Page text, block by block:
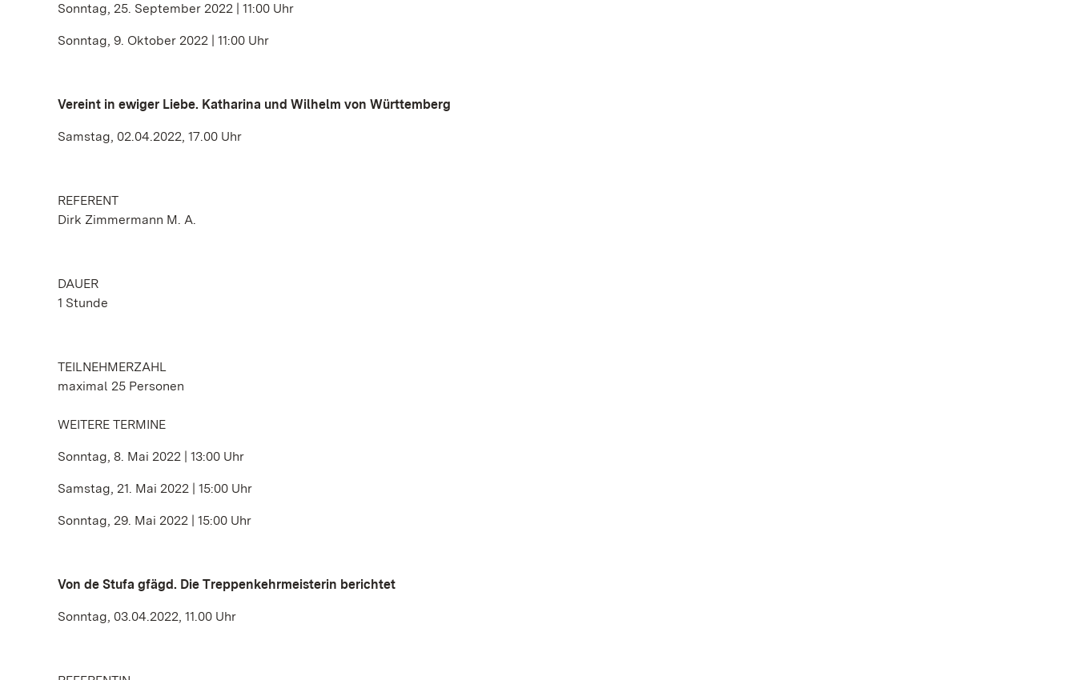
Sonntag, 25. September 2022 | 11:00 Uhr
Sonntag, 9. Oktober 2022 | 11:00 Uhr
Vereint in ewiger Liebe. Katharina und Wilhelm von Württemberg
Samstag, 02.04.2022, 17.00 Uhr
REFERENT
Dirk Zimmermann M. A.
DAUER
1 Stunde
TEILNEHMERZAHL
maximal 25 Personen
WEITERE TERMINE
Sonntag, 8. Mai 2022 | 13:00 Uhr
Samstag, 21. Mai 2022 | 15:00 Uhr
Sonntag, 29. Mai 2022 | 15:00 Uhr
Von de Stufa gfägd. Die Treppenkehrmeisterin berichtet
Sonntag, 03.04.2022, 11.00 Uhr